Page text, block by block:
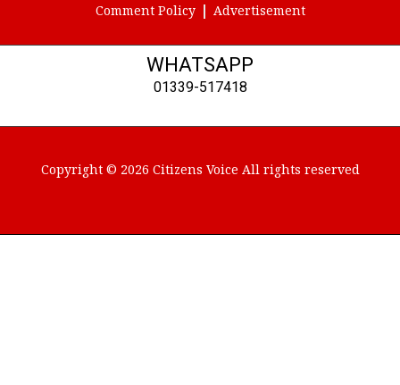
Comment Policy Advertisement
WHATSAPP
01339-517418
Copyright © 2026 Citizens Voice All rights reserved